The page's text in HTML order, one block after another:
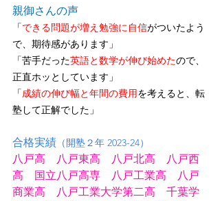
親御さんの声
「できる問題が増え勉強に自信がついたよう
で、期待感があります」
「苦手だった英語と数学が伸び始めたので、
正直ホッとしています」
「成績の伸び幅と年間の費用を考えると、転
塾して正解でした」
合格実績 （開塾２年 2023-24）
八戸高　八戸東高　八戸北高　八戸西
高　国立八戸高専　八戸工業高　八戸
商業高　八戸工業大学第二高　千葉学